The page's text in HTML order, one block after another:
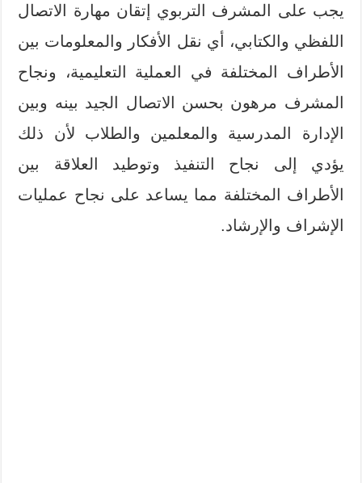
يجب على المشرف التربوي إتقان مهارة الاتصال
اللفظي والكتابي، أي نقل الأفكار والمعلومات بين
الأطراف المختلفة في العملية التعليمية، ونجاح
المشرف مرهون بحسن الاتصال الجيد بينه وبين
الإدارة المدرسية والمعلمين والطلاب لأن ذلك
يؤدي إلى نجاح التنفيذ وتوطيد العلاقة بين
الأطراف المختلفة مما يساعد على نجاح عمليات
الإشراف والإرشاد.